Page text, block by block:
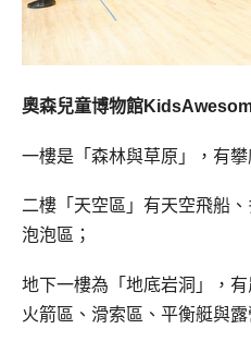
奧森兒童博物館
一樓是「森林與草原」，有
二樓「天空區」有天空飛船
泡泡區；
地下一樓為「地底岩洞」，
火箭區、滑索區、平衡艇與露